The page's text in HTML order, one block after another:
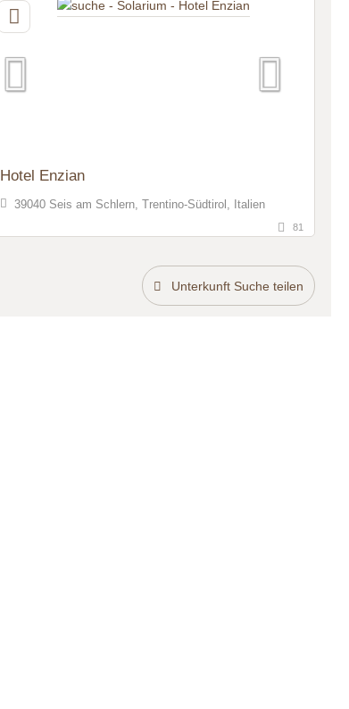
Hotel Enzian
39040 Seis am Schlern, Trentino-Südtirol, Italien
81
Unterkunft Suche teilen